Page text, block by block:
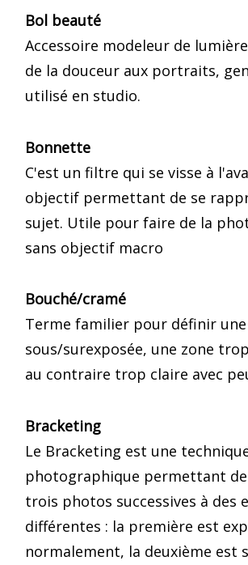
Bol beauté
Accessoire modeleur de
de la douceur aux portraits,
utilisé en studio.
Bonnette
C'est un filtre qui se visse à
objectif permettant de se
sujet. Utile pour faire de la
sans objectif macro
Bouché/cramé
Terme familier pour définir une
sous/surexposée, une zone
au contraire trop claire avec
Bracketing
Le Bracketing est une
photographique permettant
trois photos successives à des
différentes : la première est
normalement, la deuxième est